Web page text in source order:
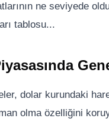
ne seviyede
tablosu...
dolar kurundaki
olma özelliğini